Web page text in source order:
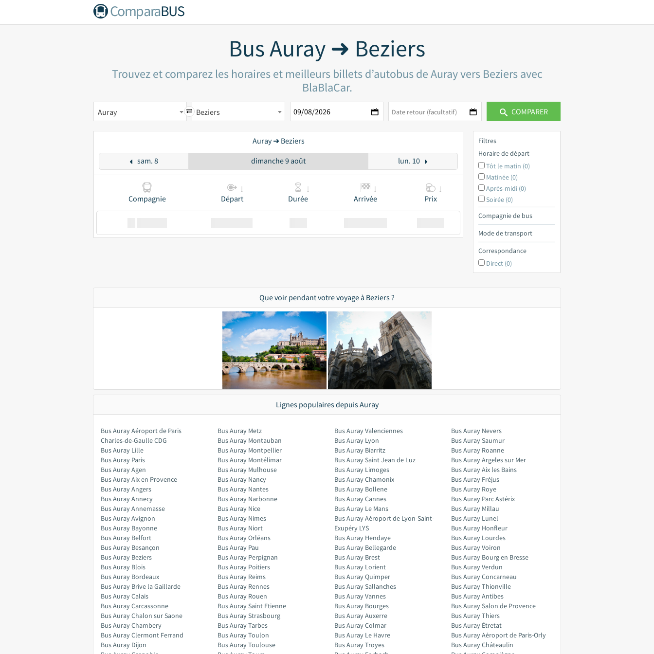
ComparaBUS
Bus Auray ➜ Beziers
Trouvez et comparez les horaires et meilleurs billets d’autobus de Auray vers Beziers avec
BlaBlaCar.
Auray Beziers COMPARER
Auray ➜ Beziers
sam. 8 dimanche 9 août lun. 10
Compagnie Départ Durée Arrivée Prix
Filtres
Horaire de départ
Tôt le matin (0)
Matinée (0)
Après-midi (0)
Soirée (0)
Compagnie de bus
Mode de transport
Correspondance
Direct (0)
Que voir pendant votre voyage à Beziers ?
Lignes populaires depuis Auray
Bus Auray Aéroport de Paris
Charles-de-Gaulle CDG
Bus Auray Lille
Bus Auray Paris
Bus Auray Agen
Bus Auray Aix en Provence
Bus Auray Angers
Bus Auray Annecy
Bus Auray Annemasse
Bus Auray Avignon
Bus Auray Bayonne
Bus Auray Belfort
Bus Auray Besançon
Bus Auray Beziers
Bus Auray Blois
Bus Auray Bordeaux
Bus Auray Brive la Gaillarde
Bus Auray Calais
Bus Auray Carcassonne
Bus Auray Chalon sur Saone
Bus Auray Chambery
Bus Auray Clermont Ferrand
Bus Auray Dijon
Bus Auray Metz
Bus Auray Montauban
Bus Auray Montpellier
Bus Auray Montélimar
Bus Auray Mulhouse
Bus Auray Nancy
Bus Auray Nantes
Bus Auray Narbonne
Bus Auray Nice
Bus Auray Nimes
Bus Auray Niort
Bus Auray Orléans
Bus Auray Pau
Bus Auray Perpignan
Bus Auray Poitiers
Bus Auray Reims
Bus Auray Rennes
Bus Auray Rouen
Bus Auray Saint Etienne
Bus Auray Strasbourg
Bus Auray Tarbes
Bus Auray Toulon
Bus Auray Toulouse
Bus Auray Valenciennes
Bus Auray Lyon
Bus Auray Biarritz
Bus Auray Saint Jean de Luz
Bus Auray Limoges
Bus Auray Chamonix
Bus Auray Bollene
Bus Auray Cannes
Bus Auray Le Mans
Bus Auray Aéroport de Lyon-Saint-
Exupéry LYS
Bus Auray Hendaye
Bus Auray Bellegarde
Bus Auray Brest
Bus Auray Lorient
Bus Auray Quimper
Bus Auray Sallanches
Bus Auray Vannes
Bus Auray Bourges
Bus Auray Auxerre
Bus Auray Colmar
Bus Auray Le Havre
Bus Auray Troyes
Bus Auray Nevers
Bus Auray Saumur
Bus Auray Roanne
Bus Auray Argeles sur Mer
Bus Auray Aix les Bains
Bus Auray Fréjus
Bus Auray Roye
Bus Auray Parc Astérix
Bus Auray Millau
Bus Auray Lunel
Bus Auray Honfleur
Bus Auray Lourdes
Bus Auray Voiron
Bus Auray Bourg en Bresse
Bus Auray Verdun
Bus Auray Concarneau
Bus Auray Thionville
Bus Auray Antibes
Bus Auray Salon de Provence
Bus Auray Thiers
Bus Auray Étretat
Bus Auray Aéroport de Paris-Orly
Bus Auray Châteaulin